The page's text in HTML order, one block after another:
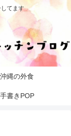
てます
沖縄の外食
手書きPOP